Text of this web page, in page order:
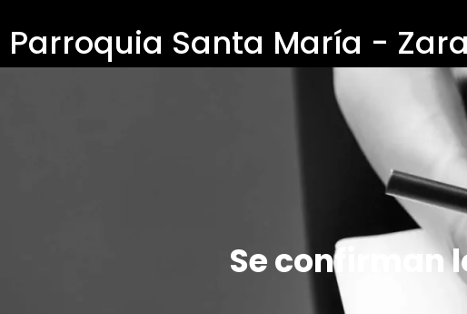
Parroquia Santa María -
Se confirman